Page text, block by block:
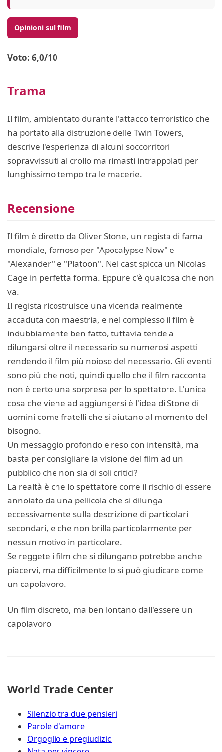
Opinioni sul film
Voto: 6,0/10
Trama
Il film, ambientato durante l'attacco terroristico che
ha portato alla distruzione delle Twin Towers,
descrive l'esperienza di alcuni soccorritori
sopravvissuti al crollo ma rimasti intrappolati per
lunghissimo tempo tra le macerie.
Recensione
Il film è diretto da Oliver Stone, un regista di fama
mondiale, famoso per "Apocalypse Now" e
"Alexander" e "Platoon". Nel cast spicca un Nicolas
Cage in perfetta forma. Eppure c'è qualcosa che non
va.
Il regista ricostruisce una vicenda realmente
accaduta con maestria, e nel complesso il film è
indubbiamente ben fatto, tuttavia tende a
dilungarsi oltre il necessario su numerosi aspetti
rendendo il film più noioso del necessario. Gli eventi
sono più che noti, quindi quello che il film racconta
non è certo una sorpresa per lo spettatore. L'unica
cosa che viene ad aggiungersi è l'idea di Stone di
uomini come fratelli che si aiutano al momento del
bisogno.
Un messaggio profondo e reso con intensità, ma
basta per consigliare la visione del film ad un
pubblico che non sia di soli critici?
La realtà è che lo spettatore corre il rischio di essere
annoiato da una pellicola che si dilunga
eccessivamente sulla descrizione di particolari
secondari, e che non brilla particolarmente per
nessun motivo in particolare.
Se reggete i film che si dilungano potrebbe anche
piacervi, ma difficilmente lo si può giudicare come
un capolavoro.
Un film discreto, ma ben lontano dall'essere un
capolavoro
World Trade Center
Silenzio tra due pensieri
Parole d'amore
Orgoglio e pregiudizio